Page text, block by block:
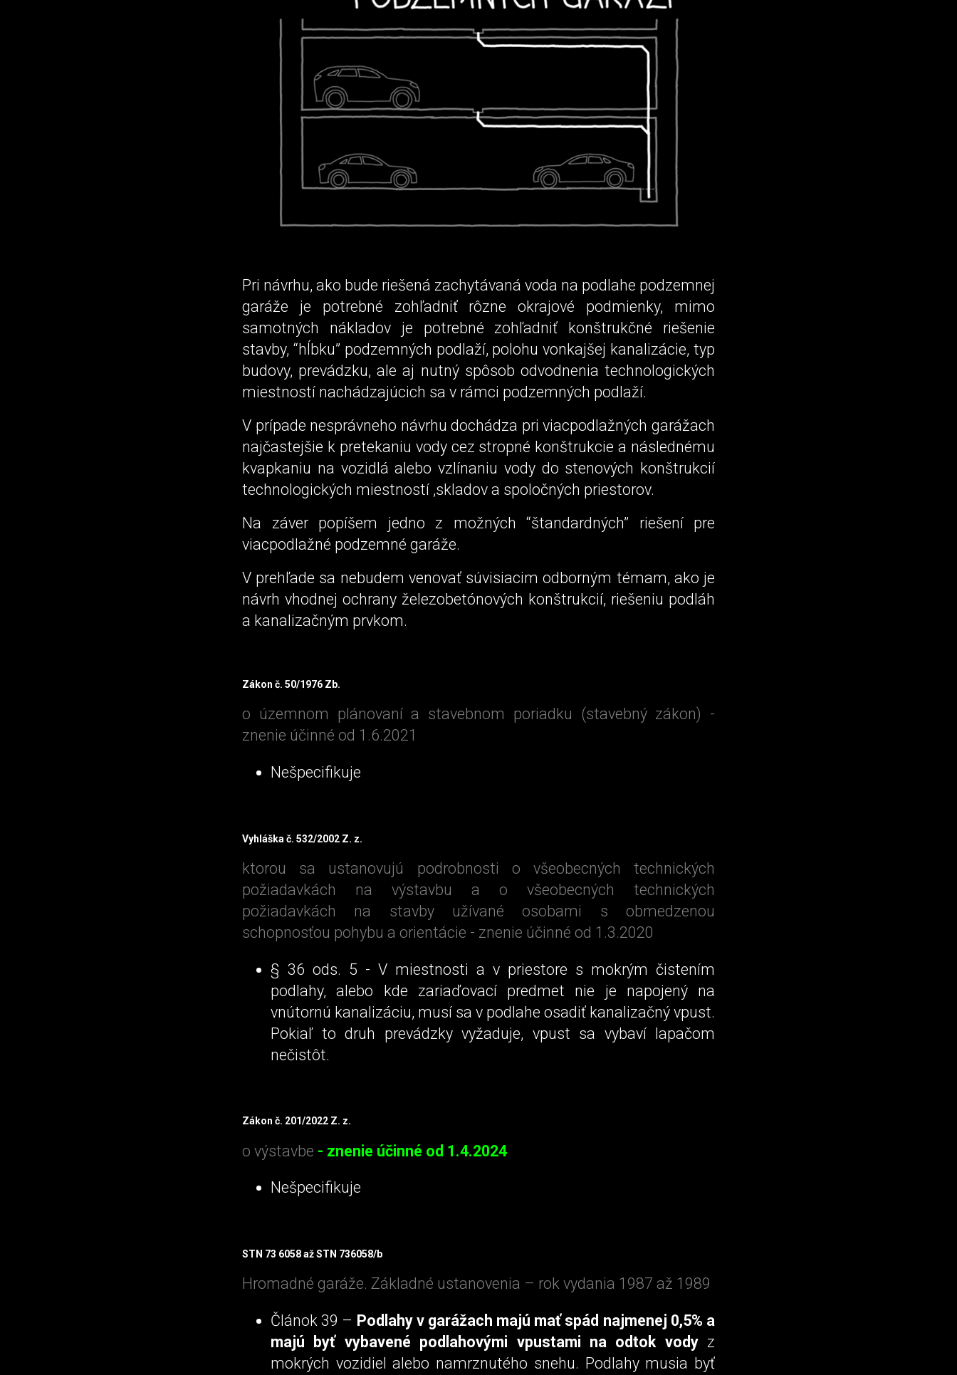
Pri návrhu, ako bude riešená zachytávaná voda na podlahe podzemnej
garáže je potrebné zohľadniť rôzne okrajové podmienky, mimo
samotných nákladov je potrebné zohľadniť konštrukčné riešenie
stavby, “hĺbku” podzemných podlaží, polohu vonkajšej kanalizácie, typ
budovy, prevádzku, ale aj nutný spôsob odvodnenia technologických
miestností nachádzajúcich sa v rámci podzemných podlaží.
V prípade nesprávneho návrhu dochádza pri viacpodlažných garážach
najčastejšie k pretekaniu vody cez stropné konštrukcie a následnému
kvapkaniu na vozidlá alebo vzlínaniu vody do stenových konštrukcií
technologických miestností ,skladov a spoločných priestorov.
Na záver popíšem jedno z možných “štandardných” riešení pre
viacpodlažné podzemné garáže.
V prehľade sa nebudem venovať súvisiacim odborným témam, ako je
návrh vhodnej ochrany železobetónových konštrukcií, riešeniu podláh
a kanalizačným prvkom.
Zákon č. 50/1976 Zb.
o územnom plánovaní a stavebnom poriadku (stavebný zákon) -
znenie účinné od 1.6.2021
Nešpecifikuje
Vyhláška č. 532/2002 Z. z.
ktorou sa ustanovujú podrobnosti o všeobecných technických
požiadavkách na výstavbu a o všeobecných technických
požiadavkách na stavby užívané osobami s obmedzenou
schopnosťou pohybu a orientácie - znenie účinné od 1.3.2020
§ 36 ods. 5 - V miestnosti a v priestore s mokrým čistením
podlahy, alebo kde zariaďovací predmet nie je napojený na
vnútornú kanalizáciu, musí sa v podlahe osadiť kanalizačný vpust.
Pokiaľ to druh prevádzky vyžaduje, vpust sa vybaví lapačom
nečistôt.
Zákon č. 201/2022 Z. z.
o výstavbe - znenie účinné od 1.4.2024
Nešpecifikuje
STN 73 6058 až STN 736058/b
Hromadné garáže. Základné ustanovenia – rok vydania 1987 až 1989
Článok 39 – Podlahy v garážach majú mať spád najmenej 0,5% a
majú byť vybavené podlahovými vpustami na odtok vodyz
mokrých vozidiel alebo namrznutého snehu. Podlahy musia byť